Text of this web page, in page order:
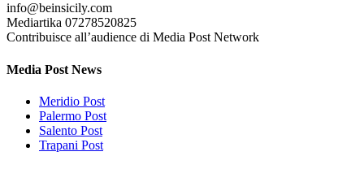
info@beinsicily.com
Mediartika 07278520825
Contribuisce all’audience di Media Post Network
Media Post News
Meridio Post
Palermo Post
Salento Post
Trapani Post